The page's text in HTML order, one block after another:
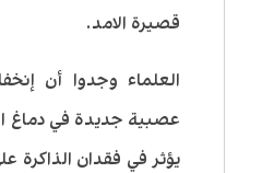
قصيرة الامد.
العلماء وجدوا أن
عصبية جديدة في دماغ
يؤثر في فقدان الذاكرة